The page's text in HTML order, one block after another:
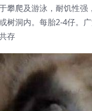
攀爬及游泳，耐饥性
树洞内。每胎2-4仔。
存